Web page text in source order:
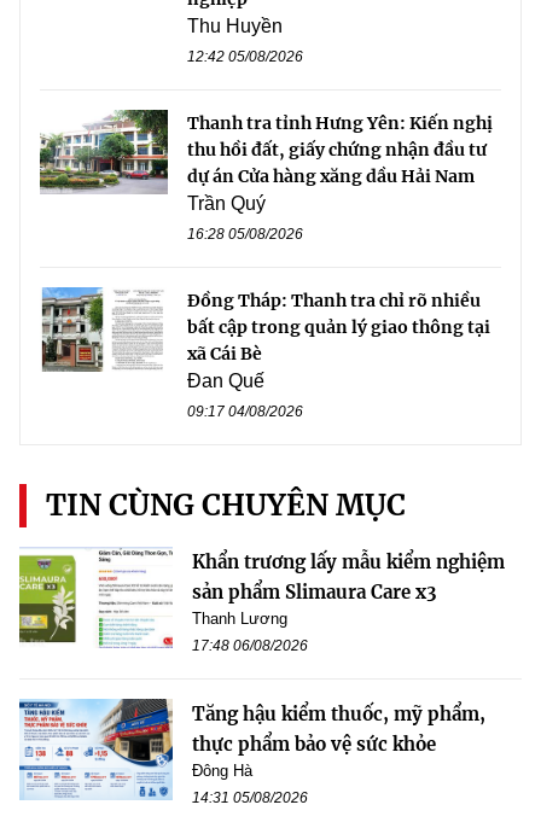
Thu Huyền
12:42 05/08/2026
Thanh tra tỉnh Hưng Yên: Kiến nghị
thu hồi đất, giấy chứng nhận đầu tư
dự án Cửa hàng xăng dầu Hải Nam
Trần Quý
16:28 05/08/2026
Đồng Tháp: Thanh tra chỉ rõ nhiều
bất cập trong quản lý giao thông tại
xã Cái Bè
Đan Quế
09:17 04/08/2026
TIN CÙNG CHUYÊN MỤC
Khẩn trương lấy mẫu kiểm nghiệm
sản phẩm Slimaura Care x3
Thanh Lương
17:48 06/08/2026
Tăng hậu kiểm thuốc, mỹ phẩm,
thực phẩm bảo vệ sức khỏe
Đông Hà
14:31 05/08/2026